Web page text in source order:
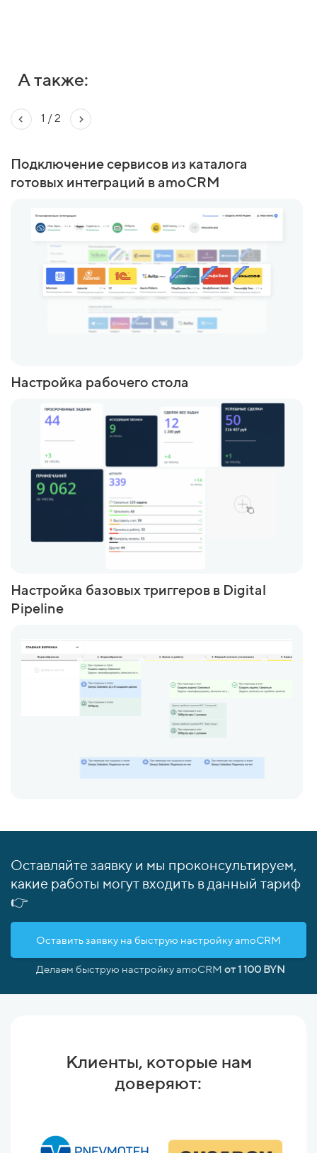
А также:
1 / 2
Подключение сервисов из каталога
готовых интеграций в amoCRM
Настройка рабочего стола
Настройка базовых триггеров в Digital
Pipeline
Оставляйте заявку и мы проконсультируем,
какие работы могут входить в данный тариф
👉
Оставить заявку на быструю настройку amoCRM
Делаем быструю настройку amoCRM от 1 100 BYN
Клиенты, которые нам
доверяют: